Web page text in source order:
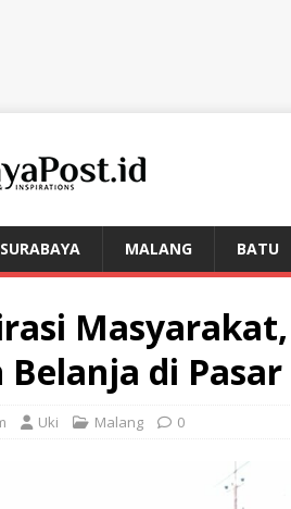
SURABAYA MALANG BATU
Belanja di
Uki Malang 0